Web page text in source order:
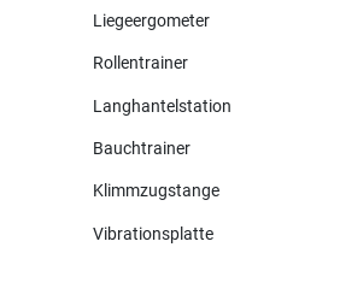
Liegeergometer
Rollentrainer
Langhantelstation
Bauchtrainer
Klimmzugstange
Vibrationsplatte